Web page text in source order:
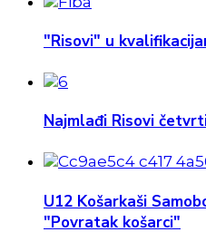
"Risovi" u
Najmlađi Risovi
U12 Košarkaši
"Povratak košarci"